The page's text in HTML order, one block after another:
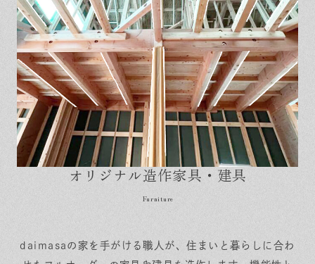
オリジナル造作家具・建具
daimasaの家を手がける職人が、住まいと暮らしに合わ